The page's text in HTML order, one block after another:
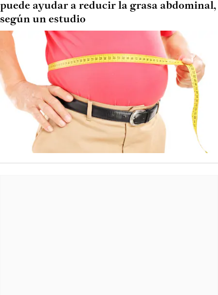
puede ayudar a reducir la grasa abdominal,
según un estudio